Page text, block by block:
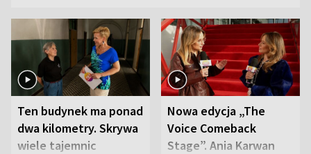
Ten budynek ma ponad
dwa kilometry. Skrywa
wiele tajemnic
Nowa edycja „The
Voice Comeback
Stage”. Ania Karwan